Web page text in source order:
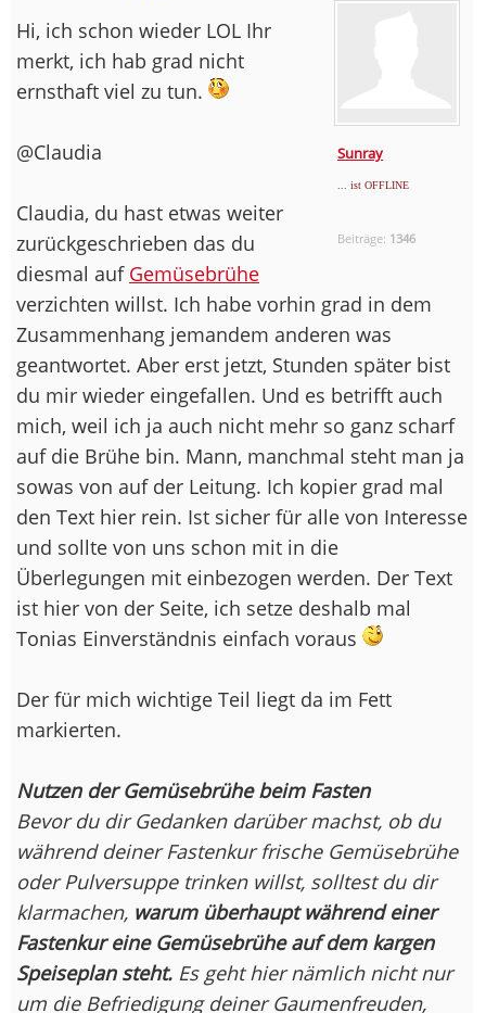
Sunray
... ist OFFLINE
Beiträge: 1346
Hi, ich schon wieder LOL Ihr
merkt, ich hab grad nicht
ernsthaft viel zu tun.
@Claudia
Claudia, du hast etwas weiter
zurückgeschrieben das du
diesmal auf Gemüsebrühe
verzichten willst. Ich habe vorhin grad in dem
Zusammenhang jemandem anderen was
geantwortet. Aber erst jetzt, Stunden später bist
du mir wieder eingefallen. Und es betrifft auch
mich, weil ich ja auch nicht mehr so ganz scharf
auf die Brühe bin. Mann, manchmal steht man ja
sowas von auf der Leitung. Ich kopier grad mal
den Text hier rein. Ist sicher für alle von Interesse
und sollte von uns schon mit in die
Überlegungen mit einbezogen werden. Der Text
ist hier von der Seite, ich setze deshalb mal
Tonias Einverständnis einfach voraus
Der für mich wichtige Teil liegt da im Fett
markierten.
Nutzen der Gemüsebrühe beim Fasten
Bevor du dir Gedanken darüber machst, ob du
während deiner Fastenkur frische Gemüsebrühe
oder Pulversuppe trinken willst, solltest du dir
klarmachen, warum überhaupt während einer
Fastenkur eine Gemüsebrühe auf dem kargen
Speiseplan steht. Es geht hier nämlich nicht nur
um die Befriedigung deiner Gaumenfreuden,